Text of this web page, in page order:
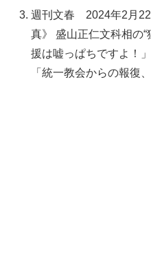
週刊文春 2024年2月
真》 盛山正仁文科相の
援は嘘っぱちですよ！
「統一教会からの報復、